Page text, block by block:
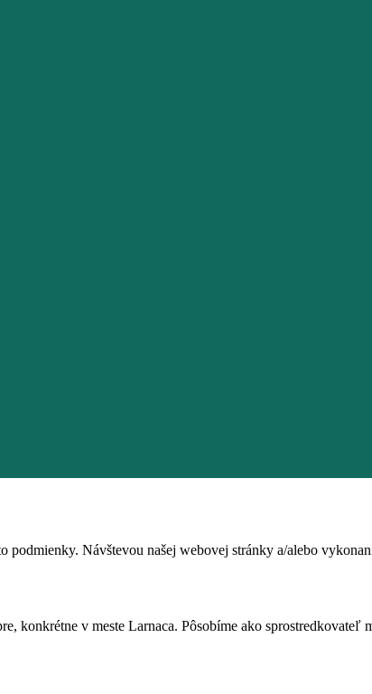
Návštevou našej webovej stránky a/alebo
konkrétne v meste Larnaca. Pôsobíme ako